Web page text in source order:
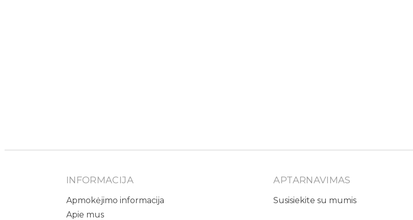
INFORMACIJA
Apmokėjimo informacija
Apie mus
APTARNAVIMAS
Susisiekite su mumis